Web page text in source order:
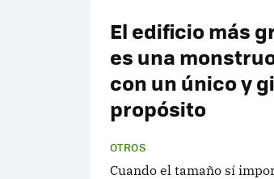
El edificio más
es una
con un único y
propósito
OTROS
Cuando el tamaño sí